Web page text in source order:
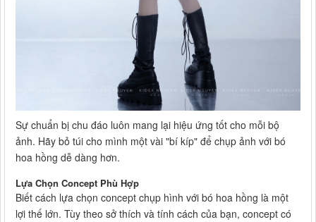
Sự chuẩn bị chu đáo luôn mang lại hiệu ứng tốt cho mỗi bộ
ảnh. Hãy bỏ túi cho mình một vài "bí kíp" để chụp ảnh với bó
hoa hồng dễ dàng hơn.
Lựa Chọn Concept Phù Hợp
Biết cách lựa chọn concept chụp hình với bó hoa hồng là một
lợi thế lớn. Tùy theo sở thích và tính cách của bạn, concept có